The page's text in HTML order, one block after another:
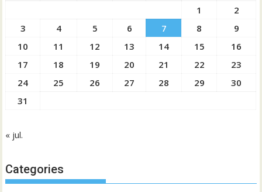
1
2
3
4 5 6 7 8
9
10
11 12 13 14 15
16
17
18 19 20 21 22
23
24
25 26 27 28 29
30
31
« jul.
Categories